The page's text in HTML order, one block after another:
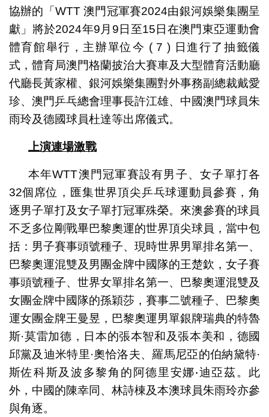
協辦的「WTT 澳門冠軍賽2024由銀河娛樂集團呈
獻」將於2024年9月9日至15日在澳門東亞運動會
體育館舉行，主辦單位今 ( 7 ) 日進行了抽籤儀
式，體育局澳門格蘭披治大賽車及大型體育活動廳
代廳長黃家權、銀河娛樂集團對外事務副總裁戴愛
珍、澳門乒乓總會理事長許江雄、中國澳門球員朱
雨玲及德國球員杜達等出席儀式。
上演連場激戰
本年WTT澳門冠軍賽設有男子、女子單打各
32個席位，匯集世界頂尖乒乓球運動員參賽，角
逐男子單打及女子單打冠軍殊榮。來澳參賽的球員
不乏多位剛戰畢巴黎奧運的世界頂尖球員，當中包
括：男子賽事頭號種子、現時世界男單排名第一、
巴黎奧運混雙及男團金牌中國隊的王楚欽，女子賽
事頭號種子、世界女單排名第一、巴黎奧運混雙及
女團金牌中國隊的孫穎莎，賽事二號種子、巴黎奧
運女團金牌王曼昱，巴黎奧運男單銀牌瑞典的特魯
斯·莫雷加德，日本的張本智和及張本美和，德國
邱黨及迪米特里·奧恰洛夫、羅馬尼亞的伯納黛特·
斯佐科斯及波多黎角的阿德里安娜‧迪亞茲。此
外，中國的陳幸同、林詩棟及本澳球員朱雨玲亦參
與角逐。